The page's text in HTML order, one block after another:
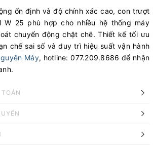
ổn định và độ chính xác cao, con trượt
W 25 phù hợp cho nhiều hệ thống máy
chuyển động chặt chẽ. Thiết kế tối ưu
chế sai số và duy trì hiệu suất vận hành
Máy, hotline: 077.209.8686 để nhận